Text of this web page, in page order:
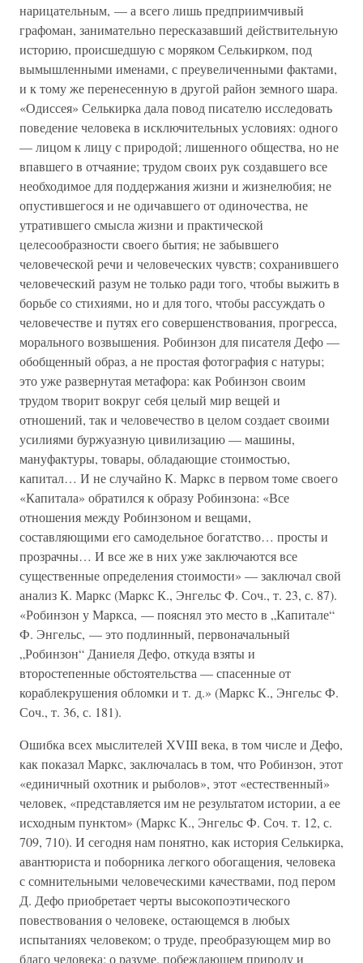
нарицательным, — а всего лишь предприимчивый
графоман, занимательно пересказавший действительную
историю, происшедшую с моряком Селькирком, под
вымышленными именами, с преувеличенными фактами,
и к тому же перенесенную в другой район земного шара.
«Одиссея» Селькирка дала повод писателю исследовать
поведение человека в исключительных условиях: одного
— лицом к лицу с природой; лишенного общества, но не
впавшего в отчаяние; трудом своих рук создавшего все
необходимое для поддержания жизни и жизнелюбия; не
опустившегося и не одичавшего от одиночества, не
утратившего смысла жизни и практической
целесообразности своего бытия; не забывшего
человеческой речи и человеческих чувств; сохранившего
человеческий разум не только ради того, чтобы выжить в
борьбе со стихиями, но и для того, чтобы рассуждать о
человечестве и путях его совершенствования, прогресса,
морального возвышения. Робинзон для писателя Дефо —
обобщенный образ, а не простая фотография с натуры;
это уже развернутая метафора: как Робинзон своим
трудом творит вокруг себя целый мир вещей и
отношений, так и человечество в целом создает своими
усилиями буржуазную цивилизацию — машины,
мануфактуры, товары, обладающие стоимостью,
капитал… И не случайно К. Маркс в первом томе своего
«Капитала» обратился к образу Робинзона: «Все
отношения между Робинзоном и вещами,
составляющими его самодельное богатство… просты и
прозрачны… И все же в них уже заключаются все
существенные определения стоимости» — заключал свой
анализ К. Маркс (Маркс К., Энгельс Ф. Соч., т. 23, с. 87).
«Робинзон у Маркса, — пояснял это место в „Капитале“
Ф. Энгельс, — это подлинный, первоначальный
„Робинзон“ Даниеля Дефо, откуда взяты и
второстепенные обстоятельства — спасенные от
кораблекрушения обломки и т. д.» (Маркс К., Энгельс Ф.
Соч., т. 36, с. 181).
Ошибка всех мыслителей XVIII века, в том числе и Дефо,
как показал Маркс, заключалась в том, что Робинзон, этот
«единичный охотник и рыболов», этот «естественный»
человек, «представляется им не результатом истории, а ее
исходным пунктом» (Маркс К., Энгельс Ф. Соч. т. 12, с.
709, 710). И сегодня нам понятно, как история Селькирка,
авантюриста и поборника легкого обогащения, человека
с сомнительными человеческими качествами, под пером
Д. Дефо приобретает черты высокопоэтического
повествования о человеке, остающемся в любых
испытаниях человеком; о труде, преобразующем мир во
благо человека; о разуме, побеждающем природу и